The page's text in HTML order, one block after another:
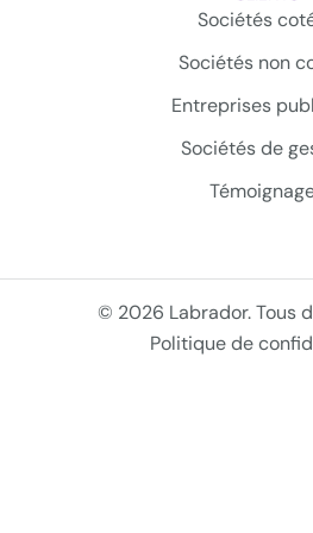
Sociétés
Sociétés non
Entreprises
Sociétés de
© 2026 Labrador. Tous
Politique de